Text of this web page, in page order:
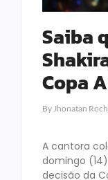
Saiba
Copa
ByJhonatan
A cantora
domingo
decisão da